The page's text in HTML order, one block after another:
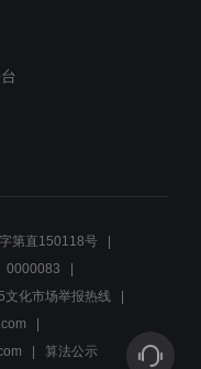
遭恼怒拒绝
来名律师，行业竞争
第直150118号
0000083
文化市场举报热线
算法公示